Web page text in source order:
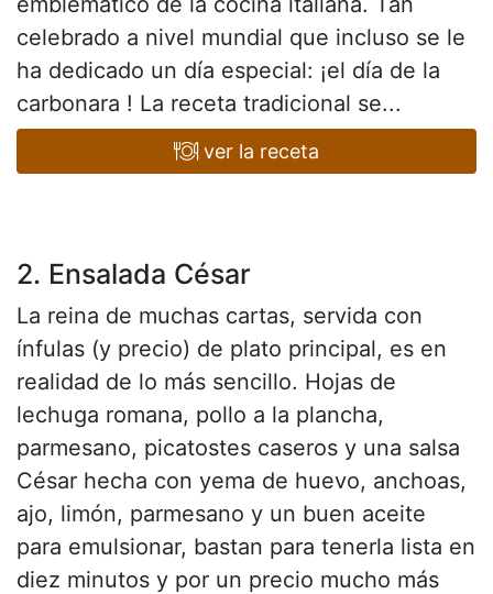
celebrado a nivel mundial que incluso se le
ha dedicado un día especial: ¡el día de la
carbonara ! La receta tradicional se...
ver la receta
2. Ensalada César
La reina de muchas cartas, servida con
ínfulas (y precio) de plato principal, es en
realidad de lo más sencillo. Hojas de
lechuga romana, pollo a la plancha,
parmesano, picatostes caseros y una salsa
César hecha con yema de huevo, anchoas,
ajo, limón, parmesano y un buen aceite
para emulsionar, bastan para tenerla lista en
diez minutos y por un precio mucho más